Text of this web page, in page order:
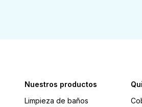
Nuestros productos
Limpieza de baños